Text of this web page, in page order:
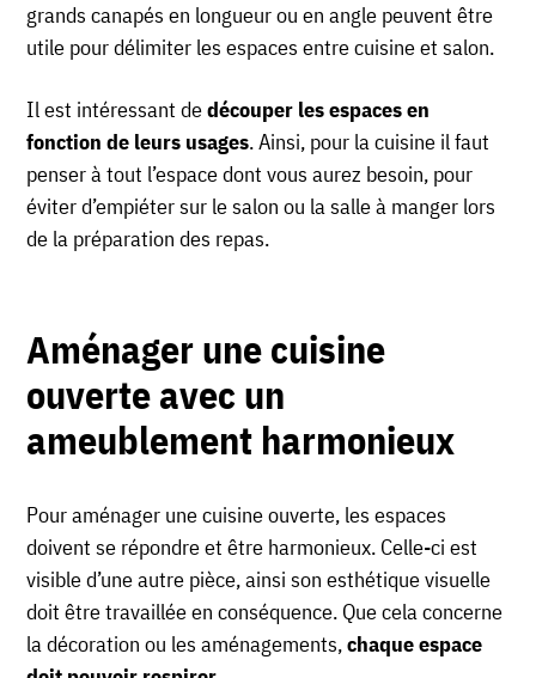
grands canapés en longueur ou en angle peuvent être
utile pour délimiter les espaces entre cuisine et salon.
Il est intéressant dedécouper les espaces en
fonction de leurs usages. Ainsi, pour la cuisine il faut
penser à tout l’espace dont vous aurez besoin, pour
éviter d’empiéter sur le salon ou la salle à manger lors
de la préparation des repas.
Aménager une cuisine
ouverte avec un
ameublement harmonieux
Pour aménager une cuisine ouverte, les espaces
doivent se répondre et être harmonieux. Celle-ci est
visible d’une autre pièce, ainsi son esthétique visuelle
doit être travaillée en conséquence. Que cela concerne
la décoration ou les aménagements,chaque espace